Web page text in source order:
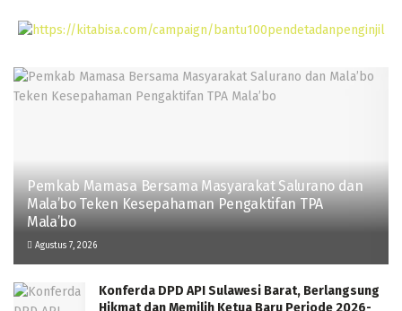
Pemkab Mamasa Bersama Masyarakat Salurano dan
Mala’bo Teken Kesepahaman Pengaktifan TPA
Mala’bo
Agustus 7, 2026
Konferda DPD API Sulawesi Barat, Berlangsung
Hikmat dan Memilih Ketua Baru Periode 2026-